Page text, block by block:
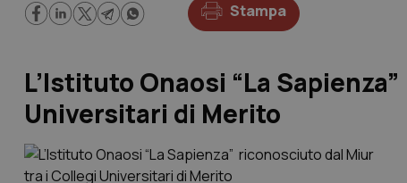
Stampa
L’Istituto Onaosi “La
Universitari di Merito